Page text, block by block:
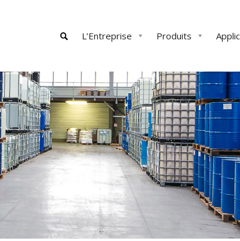
content
L’Entreprise Produits
SEARCH